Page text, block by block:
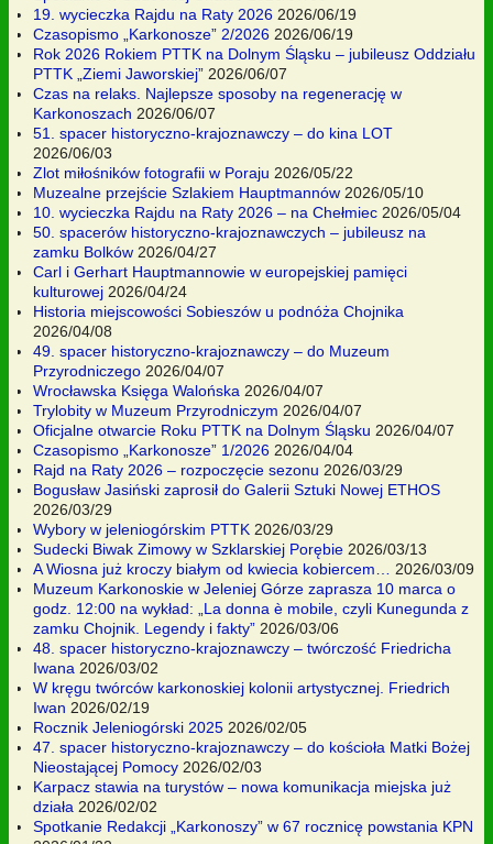
19. wycieczka Rajdu na Raty 2026 2026/06/19
Czasopismo „Karkonosze” 2/2026 2026/06/19
Rok 2026 Rokiem PTTK na Dolnym Śląsku – jubileusz Oddziału
PTTK „Ziemi Jaworskiej” 2026/06/07
Czas na relaks. Najlepsze sposoby na regenerację w
Karkonoszach 2026/06/07
51. spacer historyczno-krajoznawczy – do kina LOT
2026/06/03
Zlot miłośników fotografii w Poraju 2026/05/22
Muzealne przejście Szlakiem Hauptmannów 2026/05/10
10. wycieczka Rajdu na Raty 2026 – na Chełmiec 2026/05/04
50. spacerów historyczno-krajoznawczych – jubileusz na
zamku Bolków 2026/04/27
Carl i Gerhart Hauptmannowie w europejskiej pamięci
kulturowej 2026/04/24
Historia miejscowości Sobieszów u podnóża Chojnika
2026/04/08
49. spacer historyczno-krajoznawczy – do Muzeum
Przyrodniczego 2026/04/07
Wrocławska Księga Walońska 2026/04/07
Trylobity w Muzeum Przyrodniczym 2026/04/07
Oficjalne otwarcie Roku PTTK na Dolnym Śląsku 2026/04/07
Czasopismo „Karkonosze” 1/2026 2026/04/04
Rajd na Raty 2026 – rozpoczęcie sezonu 2026/03/29
Bogusław Jasiński zaprosił do Galerii Sztuki Nowej ETHOS
2026/03/29
Wybory w jeleniogórskim PTTK 2026/03/29
Sudecki Biwak Zimowy w Szklarskiej Porębie 2026/03/13
A Wiosna już kroczy białym od kwiecia kobiercem…
2026/03/09
Muzeum Karkonoskie w Jeleniej Górze zaprasza 10 marca o
godz. 12:00 na wykład: „La donna è mobile, czyli Kunegunda z
zamku Chojnik. Legendy i fakty” 2026/03/06
48. spacer historyczno-krajoznawczy – twórczość Friedricha
Iwana 2026/03/02
W kręgu twórców karkonoskiej kolonii artystycznej. Friedrich
Iwan 2026/02/19
Rocznik Jeleniogórski 2025 2026/02/05
47. spacer historyczno-krajoznawczy – do kościoła Matki Bożej
Nieostającej Pomocy 2026/02/03
Karpacz stawia na turystów – nowa komunikacja miejska już
działa 2026/02/02
Spotkanie Redakcji „Karkonoszy” w 67 rocznicę powstania KPN